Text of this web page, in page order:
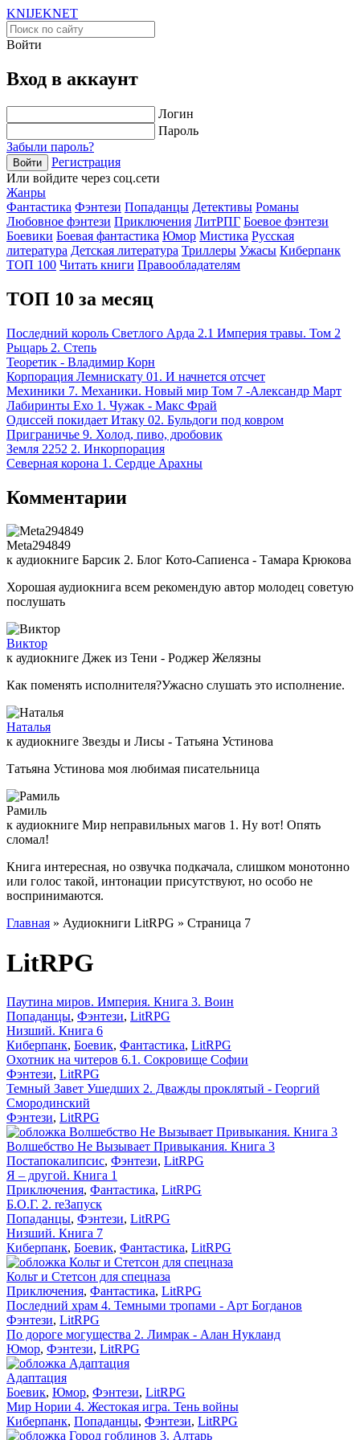
KNIJEKNET
Войти
Вход в аккаунт
Логин
Пароль
Забыли пароль?
Войти
Регистрация
Или войдите через соц.сети
Жанры
Фантастика Фэнтези Попаданцы Детективы Романы
Любовное фэнтези Приключения ЛитРПГ Боевое фэнтези
Боевики Боевая фантастика Юмор Мистика Русская
литература Детская литература Триллеры Ужасы Киберпанк
ТОП 100 Читать книги Правообладателям
ТОП 10 за месяц
Последний король Светлого Арда 2.1 Империя травы. Том 2
Рыцарь 2. Степь
Теоретик - Владимир Корн
Корпорация Лемнискату 01. И начнется отсчет
Мехиники 7. Механики. Новый мир Том 7 -Александр Март
Лабиринты Ехо 1. Чужак - Макс Фрай
Одиссей покидает Итаку 02. Бульдоги под ковром
Приграничье 9. Холод, пиво, дробовик
Земля 2252 2. Инкорпорация
Северная корона 1. Сердце Арахны
Комментарии
Meta294849
к аудиокниге Барсик 2. Блог Кото-Сапиенса - Тамара Крюкова
Хорошая аудиокнига всем рекомендую автор молодец советую
послушать
Виктор
к аудиокниге Джек из Тени - Роджер Желязны
Как поменять исполнителя?Ужасно слушать это исполнение.
Наталья
к аудиокниге Звезды и Лисы - Татьяна Устинова
Татьяна Устинова моя любимая писательница
Рамиль
к аудиокниге Мир неправильных магов 1. Ну вот! Опять
сломал!
Книга интересная, но озвучка подкачала, слишком монотонно
или голос такой, интонации присутствуют, но особо не
воспринимаются.
Главная » Аудиокниги LitRPG » Страница 7
LitRPG
Паутина миров. Империя. Книга 3. Воин
Попаданцы, Фэнтези, LitRPG
Низший. Книга 6
Киберпанк, Боевик, Фантастика, LitRPG
Охотник на читеров 6.1. Сокровище Софии
Фэнтези, LitRPG
Темный Завет Ушедших 2. Дважды проклятый - Георгий
Смородинский
Фэнтези, LitRPG
Волшебство Не Вызывает Привыкания. Книга 3
Постапокалипсис, Фэнтези, LitRPG
Я – другой. Книга 1
Приключения, Фантастика, LitRPG
Б.О.Г. 2. reЗапуск
Попаданцы, Фэнтези, LitRPG
Низший. Книга 7
Киберпанк, Боевик, Фантастика, LitRPG
Кольт и Стетсон для спецназа
Приключения, Фантастика, LitRPG
Последний храм 4. Темными тропами - Арт Богданов
Фэнтези, LitRPG
По дороге могущества 2. Лимрак - Алан Нукланд
Юмор, Фэнтези, LitRPG
Адаптация
Боевик, Юмор, Фэнтези, LitRPG
Мир Нории 4. Жестокая игра. Тень войны
Киберпанк, Попаданцы, Фэнтези, LitRPG